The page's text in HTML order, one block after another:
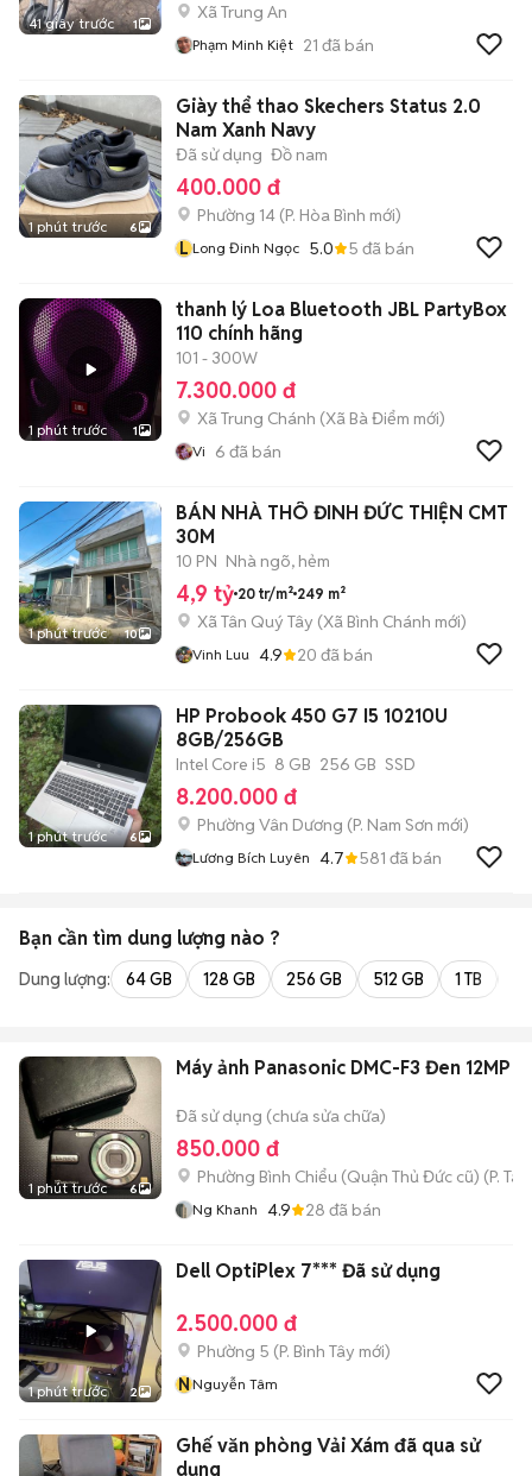
41 giây trước 1
Xã Trung An
Phạm Minh Kiệt 21 đã bán
1 phút trước 6
Giày thể thao Skechers Status 2.0
Nam Xanh Navy
Đã sử dụng Đồ nam
400.000 đ
Phường 14 (P. Hòa Bình mới)
L Long Đinh Ngọc 5.0 5 đã bán
1 phút trước 1
thanh lý Loa Bluetooth JBL PartyBox
110 chính hãng
101 - 300W
7.300.000 đ
Xã Trung Chánh (Xã Bà Điểm mới)
Vi 6 đã bán
1 phút trước 10
BÁN NHÀ THÔ ĐINH ĐỨC THIỆN CMT
30M
10 PN Nhà ngõ, hẻm
4,9 tỷ 20 tr/m² 249 m²
Xã Tân Quý Tây (Xã Bình Chánh mới)
Vinh Luu 4.9 20 đã bán
1 phút trước 6
HP Probook 450 G7 I5 10210U
8GB/256GB
Intel Core i5 8 GB 256 GB SSD
8.200.000 đ
Phường Vân Dương (P. Nam Sơn mới)
Lương Bích Luyên 4.7 581 đã bán
Bạn cần tìm dung lượng nào ?
Dung lượng: 64 GB 128 GB 256 GB 512 GB 1 TB
1 phút trước 6
Máy ảnh Panasonic DMC-F3 Đen 12MP
Đã sử dụng (chưa sửa chữa)
850.000 đ
Phường Bình Chiểu (Quận Thủ Đức cũ) (P.
Ng Khanh 4.9 28 đã bán
1 phút trước 2
Dell OptiPlex 7*** Đã sử dụng
2.500.000 đ
Phường 5 (P. Bình Tây mới)
NNguyễn Tâm
Ghế văn phòng Vải Xám đã qua sử
dụng